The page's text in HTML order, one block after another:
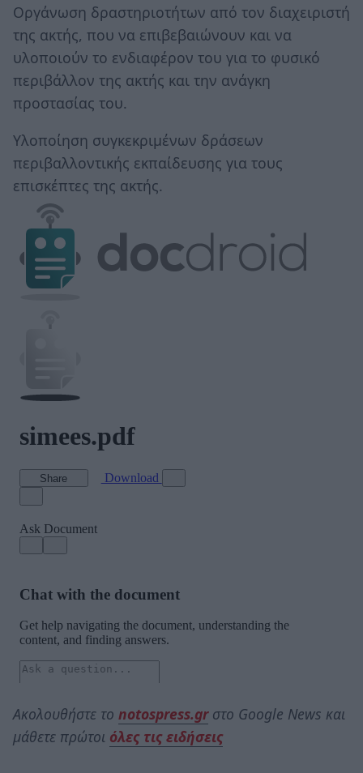
Οργάνωση δραστηριοτήτων από τον διαχειριστή
της ακτής, που να επιβεβαιώνουν και να
υλοποιούν το ενδιαφέρον του για το φυσικό
περιβάλλον της ακτής και την ανάγκη
προστασίας του.
Υλοποίηση συγκεκριμένων δράσεων
περιβαλλοντικής εκπαίδευσης για τους
επισκέπτες της ακτής.
Ακολουθήστε το notospress.grστο Google News και
μάθετε πρώτοι όλες τις ειδήσεις